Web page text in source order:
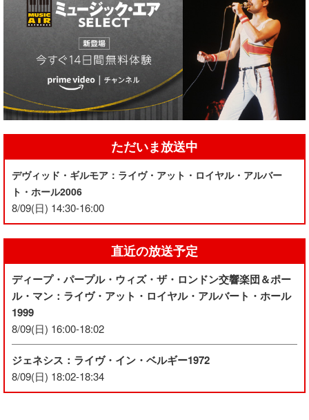
ただいま放送中
デヴィッド・ギルモア：ライヴ・アット・ロイヤル・アルバー
ト・ホール2006
8/09(日) 14:30-16:00
直近の放送予定
ディープ・パープル・ウィズ・ザ・ロンドン交響楽団＆ポー
ル・マン：ライヴ・アット・ロイヤル・アルバート・ホール
1999
8/09(日) 16:00-18:02
ジェネシス：ライヴ・イン・ベルギー1972
8/09(日) 18:02-18:34